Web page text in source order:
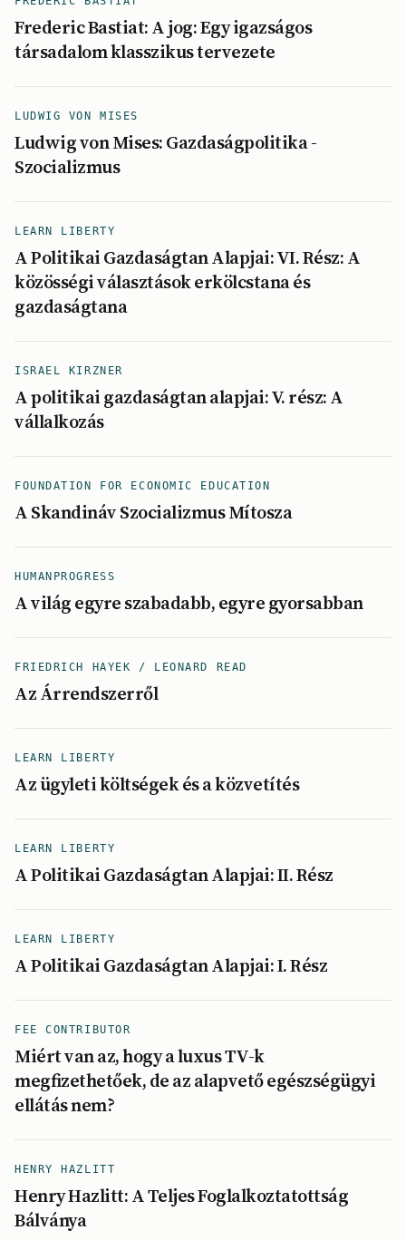
Frederic Bastiat: A jog: Egy igazságos
társadalom klasszikus tervezete
LUDWIG VON MISES
Ludwig von Mises: Gazdaságpolitika -
Szocializmus
LEARN LIBERTY
A Politikai Gazdaságtan Alapjai: VI. Rész: A
közösségi választások erkölcstana és
gazdaságtana
ISRAEL KIRZNER
A politikai gazdaságtan alapjai: V. rész: A
vállalkozás
FOUNDATION FOR ECONOMIC EDUCATION
A Skandináv Szocializmus Mítosza
HUMANPROGRESS
A világ egyre szabadabb, egyre gyorsabban
FRIEDRICH HAYEK / LEONARD READ
Az Árrendszerről
LEARN LIBERTY
Az ügyleti költségek és a közvetítés
LEARN LIBERTY
A Politikai Gazdaságtan Alapjai: II. Rész
LEARN LIBERTY
A Politikai Gazdaságtan Alapjai: I. Rész
FEE CONTRIBUTOR
Miért van az, hogy a luxus TV-k
megfizethetőek, de az alapvető egészségügyi
ellátás nem?
HENRY HAZLITT
Henry Hazlitt: A Teljes Foglalkoztatottság
Bálványa